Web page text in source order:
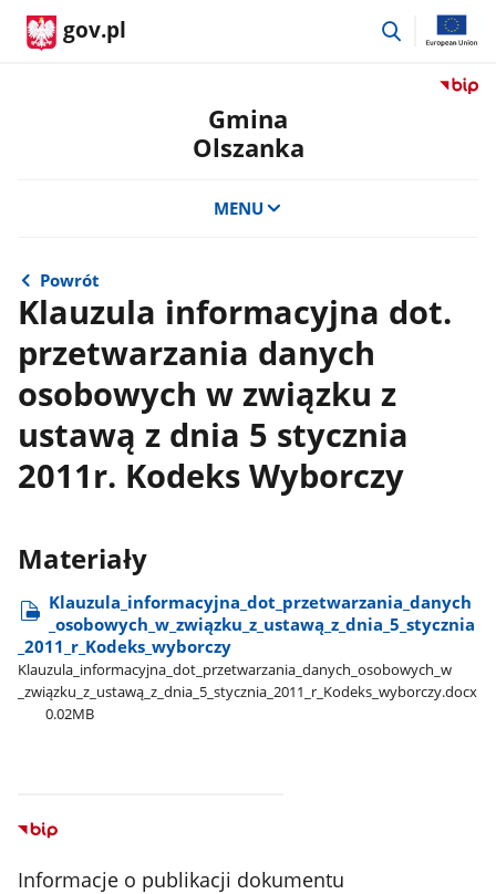
gov.pl
przejdź
Przejdź
Gmina
Olszanka
MENU
Powrót
Klauzula informacyjna dot.
przetwarzania danych
osobowych w związku z
ustawą z dnia 5 stycznia
2011r. Kodeks Wyborczy
Materiały
Klauzula​_informacyjna​_dot​_przetwarzania​_danych​
_osobowych​_w​_związku​_z​_ustawą​_z​_dnia​_5​_stycznia​
_2011​_r​_Kodeks​_wyborczy
Klauzula​_informacyjna​_dot​_przetwarzania​_danych​_osobowych​_w​
_związku​_z​_ustawą​_z​_dnia​_5​_stycznia​_2011​_r​_Kodeks​_wyborczy.docx
0.02MB
Informacje o publikacji dokumentu